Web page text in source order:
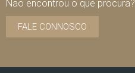
Não encontrou o que procura?
FALE CONNOSCO